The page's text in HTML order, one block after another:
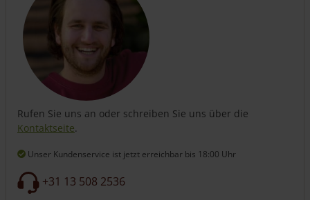
Rufen Sie uns an oder schreiben Sie uns über die
Kontaktseite.
Unser Kundenservice ist jetzt erreichbar bis 18:00 Uhr
+31 13 508 2536